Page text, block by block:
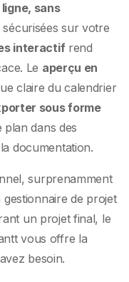
ligne, sans
sur votre
interactifrend
Le aperçu en
claire du calendrier
sous forme
dans des
documentation.
surprenamment
de projet
un projet final, le
vous offre la
besoin.